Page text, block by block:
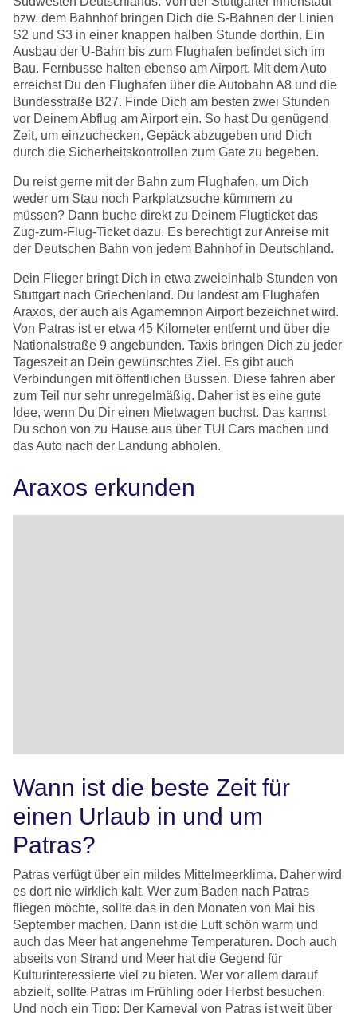
bzw. dem Bahnhof bringen Dich die S-Bahnen der Linien
S2 und S3 in einer knappen halben Stunde dorthin. Ein
Ausbau der U-Bahn bis zum Flughafen befindet sich im
Bau. Fernbusse halten ebenso am Airport. Mit dem Auto
erreichst Du den Flughafen über die Autobahn A8 und die
Bundesstraße B27. Finde Dich am besten zwei Stunden
vor Deinem Abflug am Airport ein. So hast Du genügend
Zeit, um einzuchecken, Gepäck abzugeben und Dich
durch die Sicherheitskontrollen zum Gate zu begeben.
Du reist gerne mit der Bahn zum Flughafen, um Dich
weder um Stau noch Parkplatzsuche kümmern zu
müssen? Dann buche direkt zu Deinem Flugticket das
Zug-zum-Flug-Ticket dazu. Es berechtigt zur Anreise mit
der Deutschen Bahn von jedem Bahnhof in Deutschland.
Dein Flieger bringt Dich in etwa zweieinhalb Stunden von
Stuttgart nach Griechenland. Du landest am Flughafen
Araxos, der auch als Agamemnon Airport bezeichnet wird.
Von Patras ist er etwa 45 Kilometer entfernt und über die
Nationalstraße 9 angebunden. Taxis bringen Dich zu jeder
Tageszeit an Dein gewünschtes Ziel. Es gibt auch
Verbindungen mit öffentlichen Bussen. Diese fahren aber
zum Teil nur sehr unregelmäßig. Daher ist es eine gute
Idee, wenn Du Dir einen Mietwagen buchst. Das kannst
Du schon von zu Hause aus über TUI Cars machen und
das Auto nach der Landung abholen.
Araxos erkunden
Wann ist die beste Zeit für
einen Urlaub in und um
Patras?
Patras verfügt über ein mildes Mittelmeerklima. Daher wird
es dort nie wirklich kalt. Wer zum Baden nach Patras
fliegen möchte, sollte das in den Monaten von Mai bis
September machen. Dann ist die Luft schön warm und
auch das Meer hat angenehme Temperaturen. Doch auch
abseits von Strand und Meer hat die Gegend für
Kulturinteressierte viel zu bieten. Wer vor allem darauf
abzielt, sollte Patras im Frühling oder Herbst besuchen.
Und noch ein Tipp: Der Karneval von Patras ist weit über